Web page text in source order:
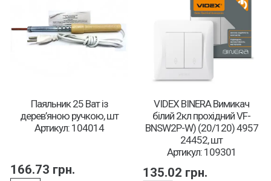
Паяльник 25 Ват iз
дерев’яною ручкою, шт
Артикул: 104014
166.73 грн.
VIDEX BINERA Вимикач
білий 2кл прохідний VF-
BNSW2P-W) (20/120) 4957
24452, шт
Артикул: 109301
135.02 грн.